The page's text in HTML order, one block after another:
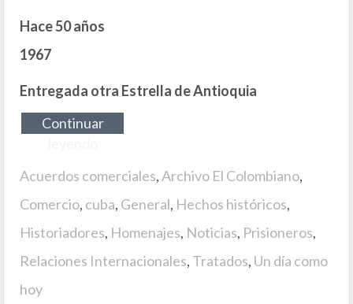
Hace 50 años
1967
Entregada otra Estrella de Antioquia
Continuar
Acuerdos comerciales,Archivo El Colombiano,
Comercio, cuba, General, Hechos históricos,
Historiadores, Homenajes, Noticias, Prisioneros,
Relaciones Internacionales, Tratados, Un día como
hoy